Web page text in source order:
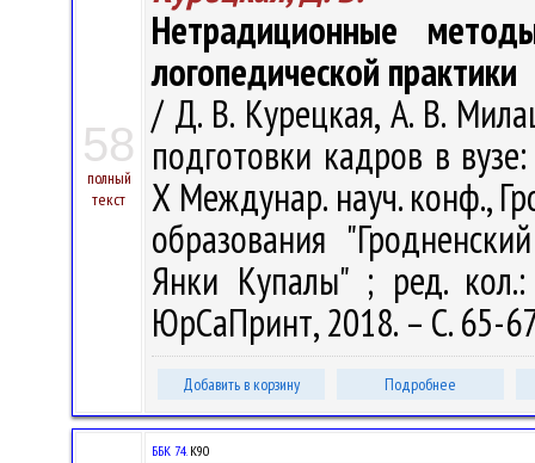
58
полный
текст
Нетрадиционные
логопедической практики
/ Д. В. Курецкая, А. В.
подготовки кадров в
Х Междунар. науч. конф.,
образования
Янки Купалы" ; ред.
ЮрСаПринт, 2018. – С. 65-
Добавить в корзину Подробнее
ББК 74.К90